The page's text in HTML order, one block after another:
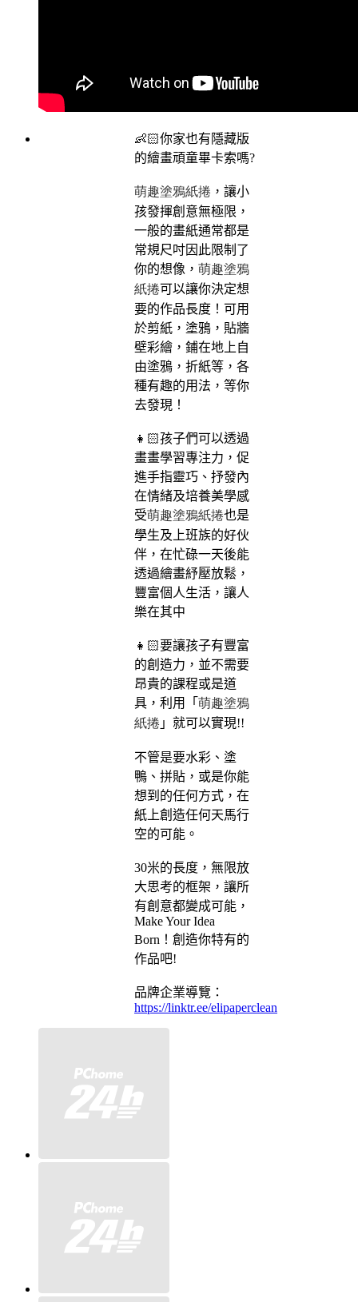
👶🏻你家也有隱藏版
的繪畫頑童畢卡索嗎?
萌趣塗鴉紙捲 ，讓小
孩發揮創意無極限，
一般的畫紙通常都是
常規尺吋因此限制了
你的想像， 萌趣塗鴉
紙捲可以讓你決定想
要的作品長度！可用
於剪紙，塗鴉，貼牆
壁彩繪，鋪在地上自
由塗鴉，折紙等，各
種有趣的用法，等你
去發現！
👧🏻孩子們可以透過
畫畫學習專注力，促
進手指靈巧、抒發內
在情緒及培養美學感
受萌趣塗鴉紙捲也是
學生及上班族的好伙
伴，在忙碌一天後能
透過繪畫紓壓放鬆，
豐富個人生活，讓人
樂在其中
👧🏻要讓孩子有豐富
的創造力，並不需要
昂貴的課程或是道
具，利用「 萌趣塗鴉
紙捲 」就可以實現!!
不管是要水彩、塗
鴨、拼貼，或是你能
想到的任何方式，在
紙上創造任何天馬行
空的可能。
30米的長度，無限放
大思考的框架，讓所
有創意都變成可能，
Make Your Idea
Born！創造你特有的
作品吧!
品牌企業導覽：
https://linktr.ee/elipaperclean